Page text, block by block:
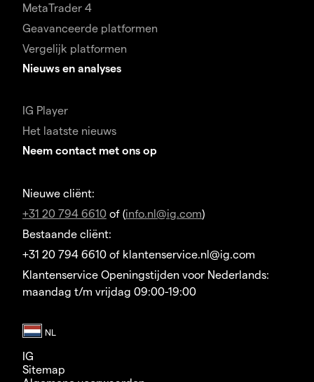
MetaTrader 4
Geavanceerde platformen
Vergelijk platformen
Nieuws en analyses
IG Player
Het laatste nieuws
Neem contact met ons op
Nieuwe cliënt:
+31 20 794 6610 of (info.nl@ig.com)
Bestaande cliënt:
+31 20 794 6610 of klantenservice.nl@ig.com
Klantenservice Openingstijden voor Nederlands:
maandag t/m vrijdag 09:00-19:00
IG
Sitemap